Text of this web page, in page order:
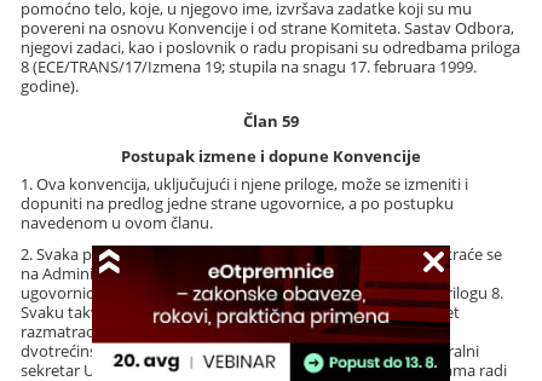
pomoćno telo, koje, u njegovo ime, izvršava zadatke koji su mu
povereni na osnovu Konvencije i od strane Komiteta. Sastav Odbora,
njegovi zadaci, kao i poslovnik o radu propisani su odredbama priloga
8 (ECE/TRANS/17/Izmena 19; stupila na snagu 17. februara 1999.
godine).
Član 59
Postupak izmene i dopune Konvencije
1. Ova konvencija, uključujući i njene priloge, može se izmeniti i
dopuniti na predlog jedne strane ugovornice, a po postupku
navedenom u ovom članu.
2. Svaka predložena izmena i dopuna ove konvencije razmatraće se
na Administrativnom komitetu sastavljenom od svih strana
ugovornica u skladu sa poslovnikom o radu utvrđenom u prilogu 8.
Svaku takvu izmenu i dopunu koju je Administrativni komitet
razmatrao ili pripremio u toku zasedanja i koja je usvojena
dvotrećinskom većinom prisutnih članova koji glasaju, generalni
sekretar Ujedinjenih nacija će dostaviti stranama ugovornicama radi